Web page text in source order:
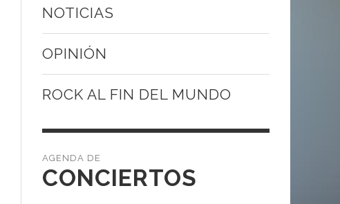
NOTICIAS
OPINIÓN
ROCK AL FIN DEL MUNDO
CONCIERTOS